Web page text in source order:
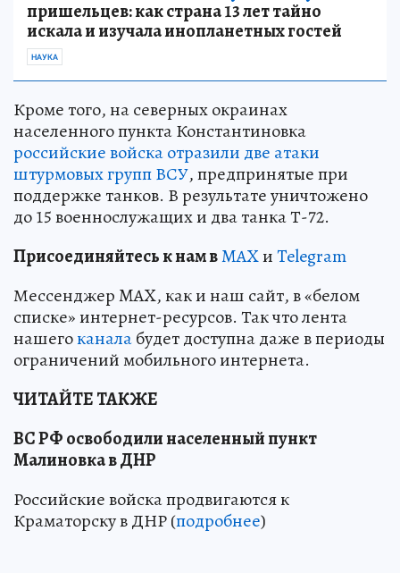
пришельцев: как страна 13 лет тайно
искала и изучала инопланетных гостей
НАУКА
Кроме того, на северных окраинах
населенного пункта Константиновка
российские войска отразили две атаки
штурмовых групп ВСУ, предпринятые при
поддержке танков. В результате уничтожено
до 15 военнослужащих и два танка Т-72.
Присоединяйтесь к нам вMAXиTelegram
Мессенджер MAX, как и наш сайт, в «белом
списке» интернет-ресурсов. Так что лента
нашегоканалабудет доступна даже в периоды
ограничений мобильного интернета.
ЧИТАЙТЕ ТАКЖЕ
ВС РФ освободили населенный пункт
Малиновка в ДНР
Российские войска продвигаются к
Краматорску в ДНР (подробнее)